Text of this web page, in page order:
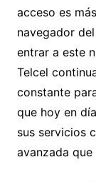
acceso es
navegador
entrar a este
Telcel
constante
que hoy en
sus servicios
avanzada